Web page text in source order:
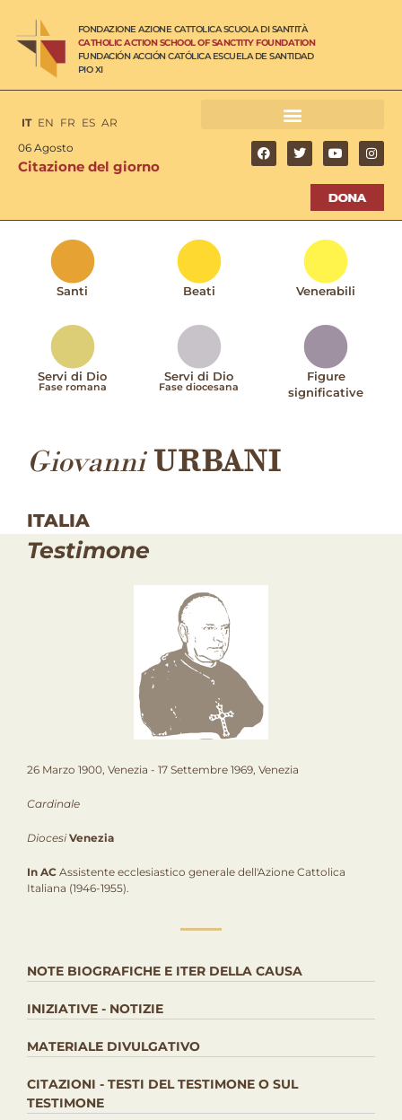
FONDAZIONE AZIONE CATTOLICA SCUOLA DI SANTITÀ
CATHOLIC ACTION SCHOOL OF SANCTITY FOUNDATION
FUNDACIÓN ACCIÓN CATÓLICA ESCUELA DE SANTIDAD
PIO XI
IT EN FR ES AR
06 Agosto
Citazione del giorno
Santi Beati Venerabili
Servi di Dio
Fase romana
Servi di Dio
Fase diocesana
Figure
significative
GiovanniURBANI
ITALIA
Testimone
26 Marzo 1900, Venezia - 17 Settembre 1969, Venezia
Cardinale
Diocesi Venezia
In AC Assistente ecclesiastico generale dell'Azione Cattolica
Italiana (1946-1955).
NOTE BIOGRAFICHE E ITER DELLA CAUSA
INIZIATIVE - NOTIZIE
MATERIALE DIVULGATIVO
CITAZIONI - TESTI DEL TESTIMONE O SUL
TESTIMONE